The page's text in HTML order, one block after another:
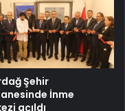
Şehir
İnme
açıldı